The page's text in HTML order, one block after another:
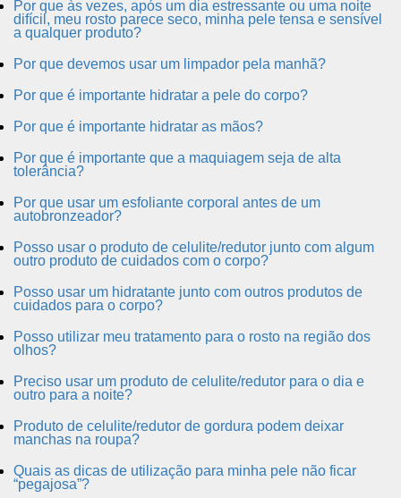
Por que às vezes, após um dia estressante ou uma noite
difícil, meu rosto parece seco, minha pele tensa e sensível
a qualquer produto?
Por que devemos usar um limpador pela manhã?
Por que é importante hidratar a pele do corpo?
Por que é importante hidratar as mãos?
Por que é importante que a maquiagem seja de alta
tolerância?
Por que usar um esfoliante corporal antes de um
autobronzeador?
Posso usar o produto de celulite/redutor junto com algum
outro produto de cuidados com o corpo?
Posso usar um hidratante junto com outros produtos de
cuidados para o corpo?
Posso utilizar meu tratamento para o rosto na região dos
olhos?
Preciso usar um produto de celulite/redutor para o dia e
outro para a noite?
Produto de celulite/redutor de gordura podem deixar
manchas na roupa?
Quais as dicas de utilização para minha pele não ficar
“pegajosa”?